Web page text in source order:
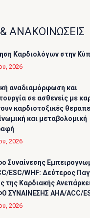
ΑΝΑΚΟΙΝΩΣΕΙΣ
Καρδιολόγων στην
2026
αναδιαμόρφωση και
σε ασθενείς με
καρδιοτοξικές
και μεταβολομική
2026
Συναίνεσης
ESC/WHF: Δεύτερος
της Καρδιακής
ΣΥΝΑΙΝΕΣΗΣ AHA/ACC/
2026